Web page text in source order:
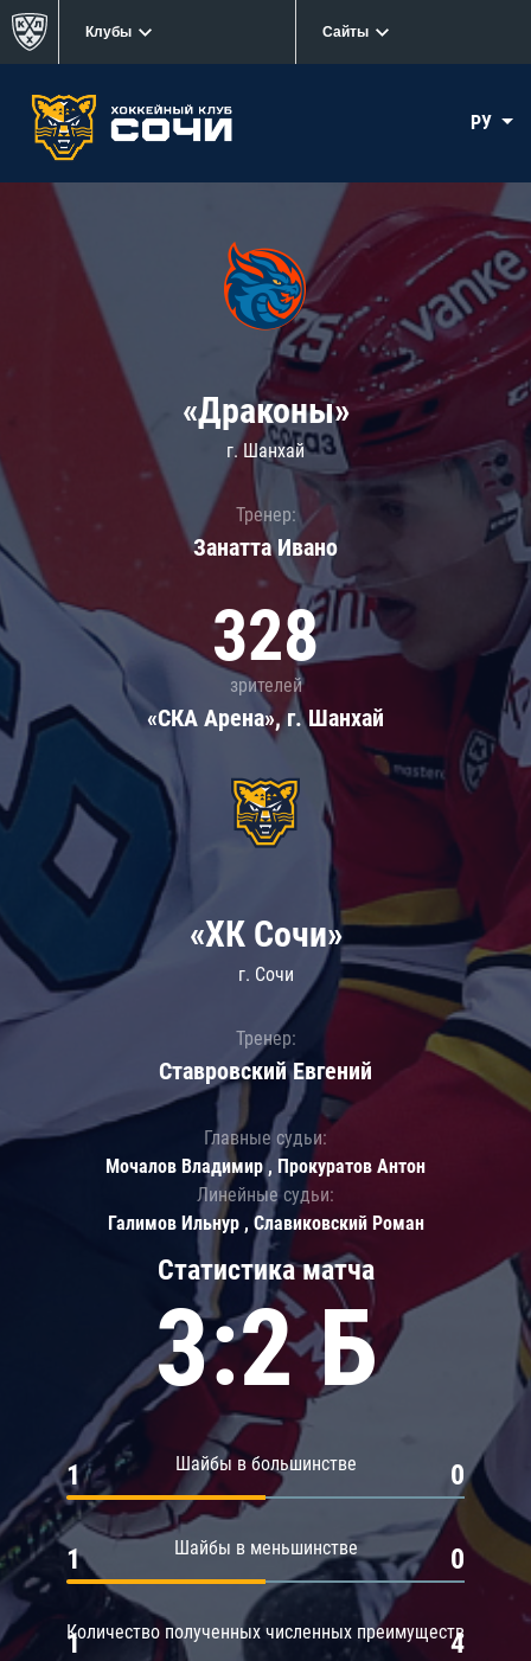
Клубы Сайты
РУ
«Драконы»
г. Шанхай
Тренер:
Занатта Иванo
328
зрителей
«СКА Арена», г. Шанхай
Статистика матча
3:2 Б
Шайбы в большинстве
1 0
Шайбы в меньшинстве
1 0
Количество полученных численных преимуществ
1 4
«ХК Сочи»
г. Сочи
Тренер:
Ставровский Евгений
Главные судьи:
Мочалов Владимир , Прокуратов Антон
Линейные судьи:
Галимов Ильнур , Славиковский Роман